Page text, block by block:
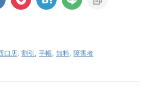
口店 割引 手帳 無料 障害者